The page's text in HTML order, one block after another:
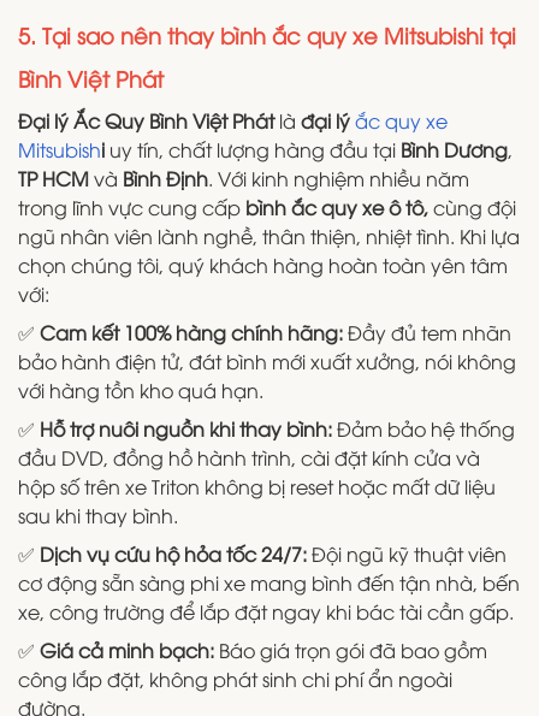
5. Tại sao nên thay bình ắc quy xe Mitsubishi tại
Bình Việt Phát
Đại lý Ắc Quy Bình Việt Phátlà đại lýắc quy xe
Mitsubishi uy tín, chất lượng hàng đầu tại Bình Dương,
TP HCMvà Bình Định. Với kinh nghiệm nhiều năm
trong lĩnh vực cung cấp bình ắc quy xe ô tô,cùng đội
ngũ nhân viên lành nghề, thân thiện, nhiệt tình. Khi lựa
chọn chúng tôi, quý khách hàng hoàn toàn yên tâm
với:
✅ Cam kết 100% hàng chính hãng:Đầy đủ tem nhãn
bảo hành điện tử, đát bình mới xuất xưởng, nói không
với hàng tồn kho quá hạn.
✅ Hỗ trợ nuôi nguồn khi thay bình:Đảm bảo hệ thống
đầu DVD, đồng hồ hành trình, cài đặt kính cửa và
hộp số trên xe Triton không bị reset hoặc mất dữ liệu
sau khi thay bình.
✅ Dịch vụ cứu hộ hỏa tốc 24/7:Đội ngũ kỹ thuật viên
cơ động sẵn sàng phi xe mang bình đến tận nhà, bến
xe, công trường để lắp đặt ngay khi bác tài cần gấp.
✅ Giá cả minh bạch: Báo giá trọn gói đã bao gồm
công lắp đặt, không phát sinh chi phí ẩn ngoài
đường.